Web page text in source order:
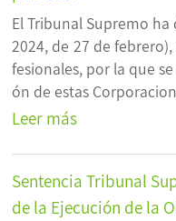
El Tribunal Supremo
2024, de 27 de
fesionales, por la que
ón de estas
Leer más
Sentencia Tribunal
de la Ejecución de la